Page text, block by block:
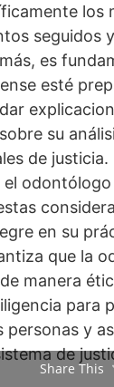
los
seguidos
es
esté
su
de justicia.
el
en su
que la
manera
para
personas y
de
Share This